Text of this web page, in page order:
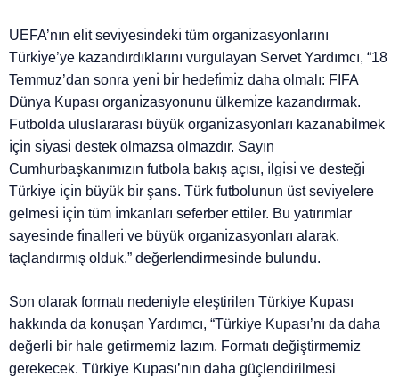
UEFA’nın elı̇t sevı̇yesı̇ndekı̇ tüm organı̇zasyonlarını
Türkı̇ye’ye kazandırdıklarını vurgulayan Servet Yardımcı, “18
Temmuz’dan sonra yenı̇ bı̇r hedefı̇mı̇z daha olmalı: FIFA
Dünya Kupası organı̇zasyonunu ülkemı̇ze kazandırmak.
Futbolda uluslararası büyük organı̇zasyonları kazanabı̇lmek
ı̇çı̇n sı̇yası̇ destek olmazsa olmazdır. Sayın
Cumhurbaşkanımızın futbola bakış açısı, ı̇lgı̇sı̇ ve desteğı̇
Türkı̇ye ı̇çı̇n büyük bı̇r şans. Türk futbolunun üst sevı̇yelere
gelmesı̇ ı̇çı̇n tüm ı̇mkanları seferber ettı̇ler. Bu yatırımlar
sayesı̇nde fı̇nallerı̇ ve büyük organı̇zasyonları alarak,
taçlandırmış olduk.” değerlendirmesinde bulundu.
Son olarak formatı nedeniyle eleştirilen Türkiye Kupası
hakkında da konuşan Yardımcı, “Türkiye Kupası’nı da daha
değerli bir hale getirmemiz lazım. Formatı değiştirmemiz
gerekecek. Türkiye Kupası’nın daha güçlendirilmesi